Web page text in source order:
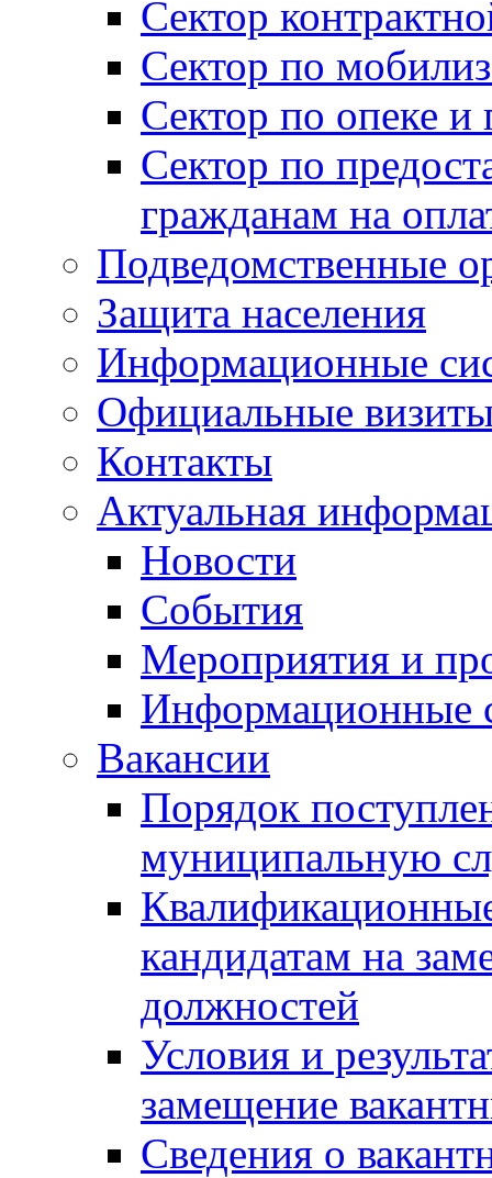
Сектор
Сектор по
Сектор по опеке и
Сектор по
гражданам на
Подведомственные
Защита населения
Информационные
Официальные
Контакты
Актуальная
Новости
События
Мероприятия и
Информационные
Вакансии
Порядок
муниципальную
кандидатам на
должностей
Условия и
замещение
Сведения о